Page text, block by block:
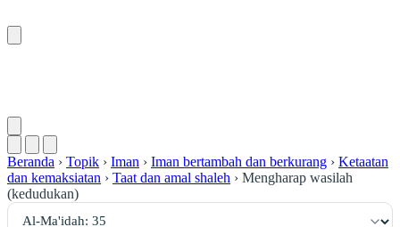
Beranda › Topik › Iman › Iman bertambah dan berkurang › Ketaatan
dan kemaksiatan › Taat dan amal shaleh › Mengharap wasilah
(kedudukan)